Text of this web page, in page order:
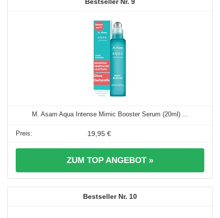
M. Asam Aqua Intense Mimic Booster Serum (20ml) ...
19,95 €
ZUM TOP ANGEBOT »
10